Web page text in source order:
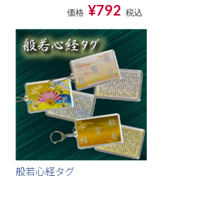
価格 ¥792 税込
般若心経タグ